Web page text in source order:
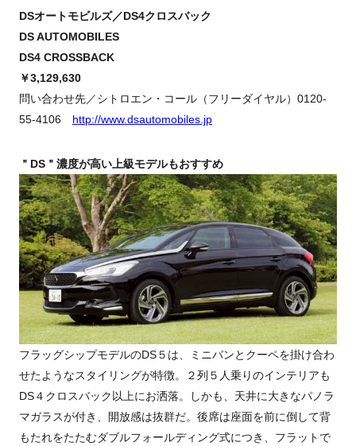
DSオートモビルズ／DS4クロスバック
DS AUTOMOBILES
DS4 CROSSBACK
￥3,129,630
問い合わせ先／シトロエン・コール（フリーダイヤル）0120-
55-4106 http://www.dsautomobiles.jp
＂DS＂濃度が高い上級モデルもおすすめ
フラッグシップモデルのDS５は、ミニバンとクーペを掛け合わ
せたようなスタイリングが特徴。２列５人乗りのインテリアも
DS４クロスバック以上にお洒落。しかも、天井に大きなパノラ
マガラスが付き、開放感は抜群だ。後席は座面を前に倒して背
もたれをたたむダブルフォールディング式につき、フラットで